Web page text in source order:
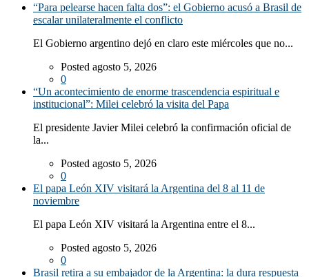
“Para pelearse hacen falta dos”: el Gobierno acusó a Brasil de
escalar unilateralmente el conflicto
El Gobierno argentino dejó en claro este miércoles que no...
Posted agosto 5, 2026
0
“Un acontecimiento de enorme trascendencia espiritual e
institucional”: Milei celebró la visita del Papa
El presidente Javier Milei celebró la confirmación oficial de
la...
Posted agosto 5, 2026
0
El papa León XIV visitará la Argentina del 8 al 11 de
noviembre
El papa León XIV visitará la Argentina entre el 8...
Posted agosto 5, 2026
0
Brasil retira a su embajador de la Argentina: la dura respuesta